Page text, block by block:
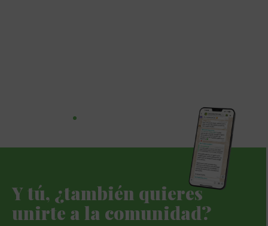
Y tú, ¿también quieres
unirte a la comunidad?